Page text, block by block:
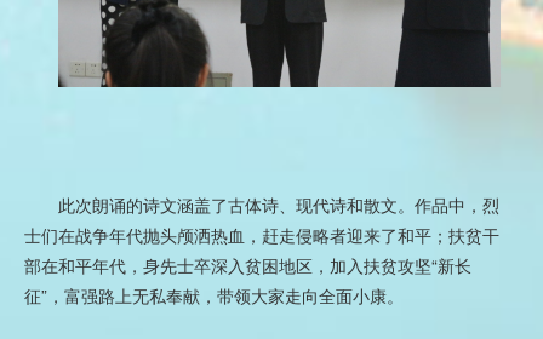
此次朗诵的诗文涵盖了古体诗、现代诗和散文。作品中，烈
士们在战争年代抛头颅洒热血，赶走侵略者迎来了和平；扶贫干
部在和平年代，身先士卒深入贫困地区，加入扶贫攻坚“新长
征”，富强路上无私奉献，带领大家走向全面小康。